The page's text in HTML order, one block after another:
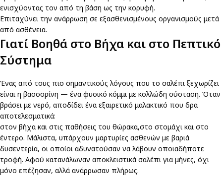
ενισχύοντας τον από τη βάση ως την κορυφή.
Επιταχύνει την ανάρρωση σε εξασθενισμένους οργανισμούς μετά
από ασθένεια.
Γιατί Βοηθά στο Βήχα και στο Πεπτικό
Σύστημα
Ένας από τους πιο σημαντικούς λόγους που το σαλέπι ξεχωρίζει
είναι η βασσορίνη — ένα φυσικό κόμμι με κολλώδη σύσταση. Όταν
βράσει με νερό, αποδίδει ένα εξαιρετικό μαλακτικό που δρα
αποτελεσματικά:
στον βήχα και στις παθήσεις του θώρακα,στο στομάχι και στο
έντερο. Μάλιστα, υπάρχουν μαρτυρίες ασθενών με βαριά
δυσεντερία, οι οποίοι αδυνατούσαν να λάβουν οποιαδήποτε
τροφή. Αφού κατανάλωναν αποκλειστικά σαλέπι για μήνες, όχι
μόνο επέζησαν, αλλά ανάρρωσαν πλήρως.